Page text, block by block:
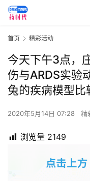
首页 精彩活动
今天下午3点，
伤与ARDS实验
兔的疾病模型比
2020年5月14日 07:28 精
浏览量 2149